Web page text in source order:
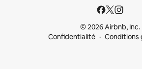
© 2026 Airbnb, Inc.
Confidentialité
Conditions